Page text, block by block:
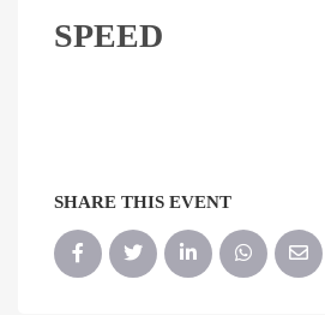
SPEED
SHARE THIS EVENT